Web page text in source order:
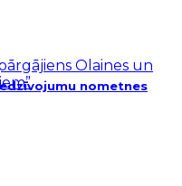
nometnes
Olaines un